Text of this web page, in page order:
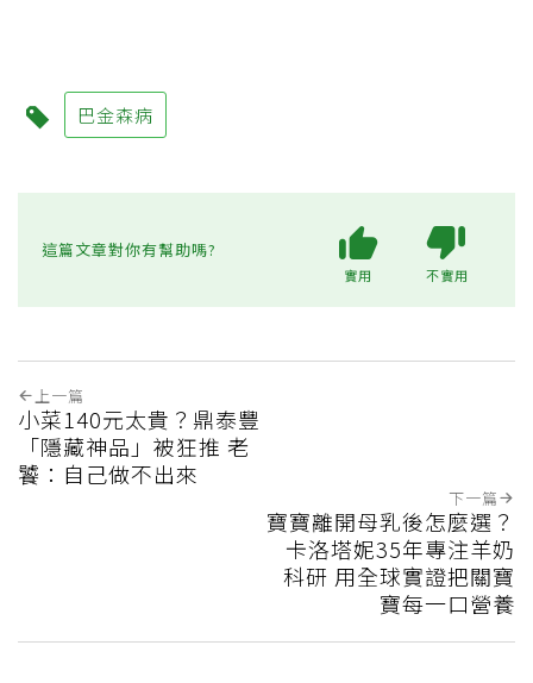
巴金森病
這篇文章對你有幫助嗎?
實用 不實用
上一篇
小菜140元太貴？鼎泰豐
「隱藏神品」被狂推 老
饕：自己做不出來
下一篇
寶寶離開母乳後怎麼選？
卡洛塔妮35年專注羊奶
科研 用全球實證把關寶
寶每一口營養